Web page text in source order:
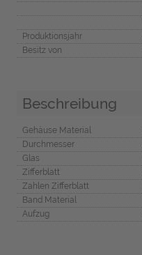
Produktionsjahr
Besitz von
Beschreibung
Gehäuse Material
Durchmesser
Glas
Zifferblatt
Zahlen Zifferblatt
Band Material
Aufzug